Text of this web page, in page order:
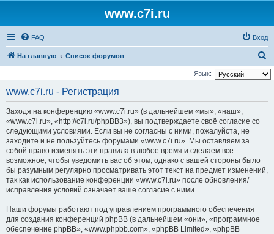
www.c7i.ru
FAQ Вход
На главную Список форумов
о
Язык:
www.c7i.ru - Регистрация
Заходя на конференцию «www.c7i.ru» (в дальнейшем «мы», «наш»,
«www.c7i.ru», «http://c7i.ru/phpBB3»), вы подтверждаете своё согласие со
следующими условиями. Если вы не согласны с ними, пожалуйста, не
заходите и не пользуйтесь форумами «www.c7i.ru». Мы оставляем за
собой право изменять эти правила в любое время и сделаем всё
возможное, чтобы уведомить вас об этом, однако с вашей стороны было
бы разумным регулярно просматривать этот текст на предмет изменений,
так как использование конференции «www.c7i.ru» после обновления/
исправления условий означает ваше согласие с ними.
Наши форумы работают под управлением программного обеспечения
для создания конференций phpBB (в дальнейшем «они», «программное
обеспечение phpBB», «www.phpbb.com», «phpBB Limited», «phpBB